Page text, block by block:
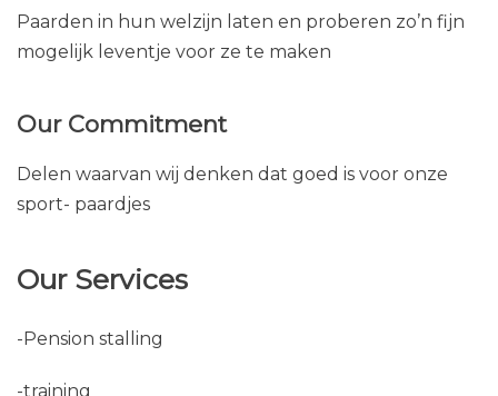
Paarden in hun welzijn laten en proberen zo’n fijn
mogelijk leventje voor ze te maken
Our Commitment
Delen waarvan wij denken dat goed is voor onze
sport- paardjes
Our Services
-Pension stalling
-training